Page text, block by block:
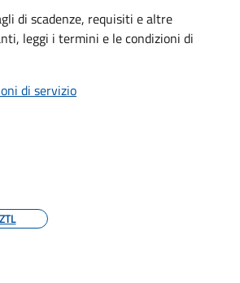
di scadenze, requisiti e altre
leggi i termini e le condizioni di
di servizio
ZTL